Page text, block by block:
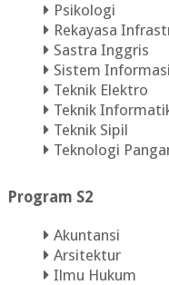
Psikologi
Rekayasa
Sastra Inggris
Sistem Informasi
Teknik Elektro
Teknik
Teknik Sipil
Teknologi
Program S2
Akuntansi
Arsitektur
Ilmu Hukum